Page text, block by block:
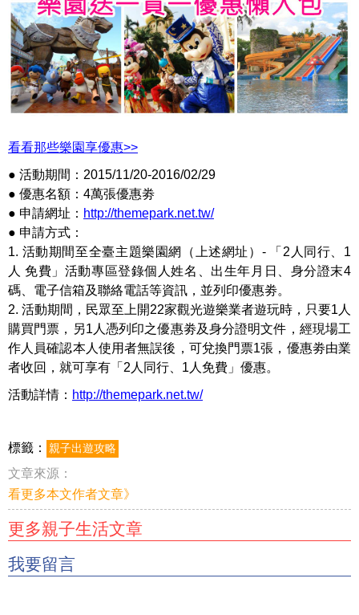
看看那些樂園享優惠>>
● 活動期間：2015/11/20-2016/02/29
● 優惠名額：4萬張優惠劵
● 申請網址： http://themepark.net.tw/
● 申請方式：
1. 活動期間至全臺主題樂園網（上述網址）- 「2人同行、1
人 免費」活動專區登錄個人姓名、出生年月日、身分證末4
碼、電子信箱及聯絡電話等資訊，並列印優惠劵。
2. 活動期間，民眾至上開22家觀光遊樂業者遊玩時，只要1人
購買門票，另1人憑列印之優惠劵及身分證明文件，經現場工
作人員確認本人使用者無誤後，可兌換門票1張，優惠劵由業
者收回，就可享有「2人同行、1人免費」優惠。
活動詳情： http://themepark.net.tw/
標籤： 親子出遊攻略
文章來源：
看更多本文作者文章》
更多親子生活文章
我要留言